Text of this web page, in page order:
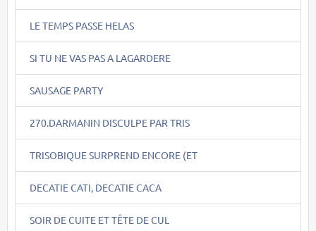
LE TEMPS PASSE HELAS
SI TU NE VAS PAS A LAGARDERE
SAUSAGE PARTY
270.DARMANIN DISCULPE PAR TRIS
TRISOBIQUE SURPREND ENCORE (ET
DECATIE CATI, DECATIE CACA
SOIR DE CUITE ET TÊTE DE CUL